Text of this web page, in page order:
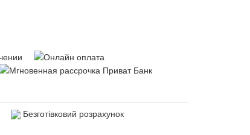
Безготівковий розрахунок